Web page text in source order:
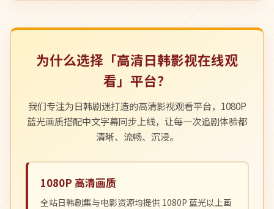
为什么选择「高清日韩影视在线观
看」平台？
我们专注为日韩剧迷打造的高清影视观看平台，1080P
蓝光画质搭配中文字幕同步上线，让每一次追剧体验都
清晰、流畅、沉浸。
1080P 高清画质
全站日韩剧集与电影资源均提供 1080P 蓝光以上画